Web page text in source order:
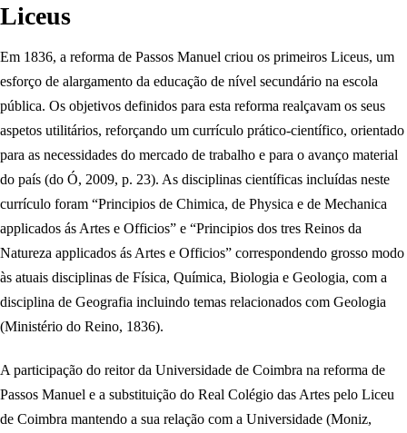
Liceus
Em 1836, a reforma de Passos Manuel criou os primeiros Liceus, um
esforço de alargamento da educação de nível secundário na escola
pública. Os objetivos definidos para esta reforma realçavam os seus
aspetos utilitários, reforçando um currículo prático-científico, orientado
para as necessidades do mercado de trabalho e para o avanço material
do país (do Ó, 2009, p. 23). As disciplinas científicas incluídas neste
currículo foram “Principios de Chimica, de Physica e de Mechanica
applicados ás Artes e Officios” e “Principios dos tres Reinos da
Natureza applicados ás Artes e Officios” correspondendo grosso modo
às atuais disciplinas de Física, Química, Biologia e Geologia, com a
disciplina de Geografia incluindo temas relacionados com Geologia
(Ministério do Reino, 1836).
A participação do reitor da Universidade de Coimbra na reforma de
Passos Manuel e a substituição do Real Colégio das Artes pelo Liceu
de Coimbra mantendo a sua relação com a Universidade (Moniz,